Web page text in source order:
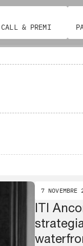
CALL & PREMI
7 NOVEMBRE
ITI